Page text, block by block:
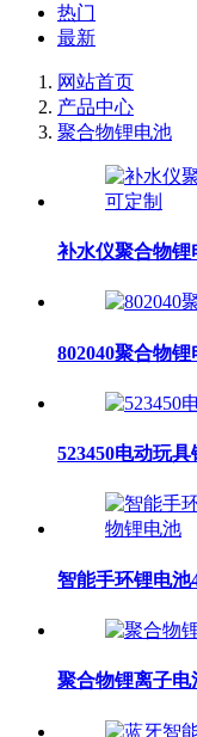
热门
最新
网站首页
产品中心
聚合物锂电池
补水仪聚合物锂
802040聚合物锂
523450电动玩
智能手环锂电池
聚合物锂离子电